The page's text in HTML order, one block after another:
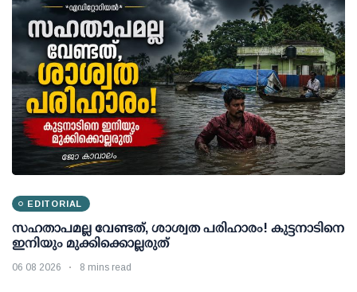
EDITORIAL
സഹതാപമല്ല വേണ്ടത്, ശാശ്വത പരിഹാരം! കുട്ടനാടിനെ
ഇനിയും മുക്കിക്കൊല്ലരുത്
06 08 2026 8 mins read